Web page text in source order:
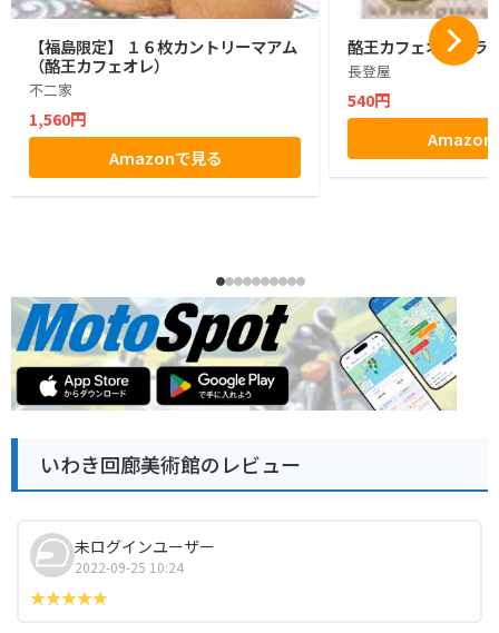
【福島限定】 １６枚カントリーマアム
（酪王カフェオレ）
不二家
1,560円
Amazonで見る
酪王カフェオレクラ
長登屋
540円
Amazon
いわき回廊美術館のレビュー
未ログインユーザー
2022-09-25 10:24